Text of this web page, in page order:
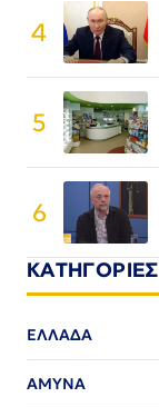
4
5
6
ΚΑΤΗΓΟΡΙΕΣ
ΕΛΛΑΔΑ
ΑΜΥΝΑ